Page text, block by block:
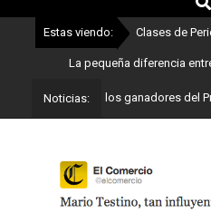
Estas viendo: Clases de
La pequeña diferencia
Noticias:
Estos son los ganadores del